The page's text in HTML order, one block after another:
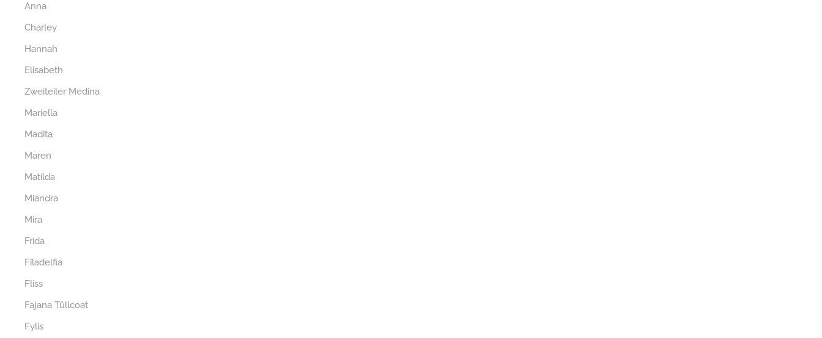
Anna
Charley
Hannah
Elisabeth
Zweiteiler Medina
Mariella
Madita
Maren
Matilda
Miandra
Mira
Frida
Filadelfia
Fliss
Fajana Tüllcoat
Fylis